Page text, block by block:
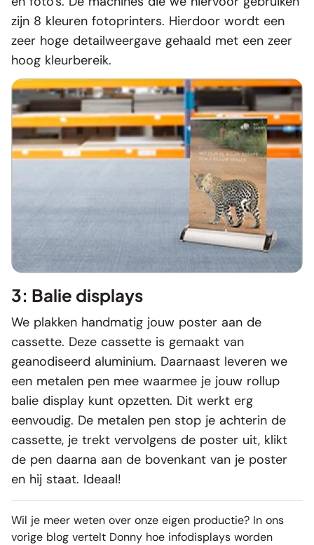
zijn 8 kleuren fotoprinters. Hierdoor wordt een
zeer hoge detailweergave gehaald met een zeer
hoog kleurbereik.
3: Balie displays
We plakken handmatig jouw poster aan de
cassette. Deze cassette is gemaakt van
geanodiseerd aluminium. Daarnaast leveren we
een metalen pen mee waarmee je jouw rollup
balie display kunt opzetten. Dit werkt erg
eenvoudig. De metalen pen stop je achterin de
cassette, je trekt vervolgens de poster uit, klikt
de pen daarna aan de bovenkant van je poster
en hij staat. Ideaal!
Wil je meer weten over onze eigen productie? In ons
vorige blog vertelt Donny hoe infodisplays worden